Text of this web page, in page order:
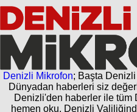
Denizli Mikrofon; Başta
Dünyadan haberleri siz
Denizli'den haberler ile
hemen oku. Denizli